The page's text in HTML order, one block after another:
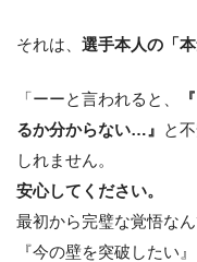
それは、 選手本人の「
「ーーと言われると、
るか分からない…』
と
しれません。
安心してください。
最初から完璧な覚悟な
『今の壁を突破したい